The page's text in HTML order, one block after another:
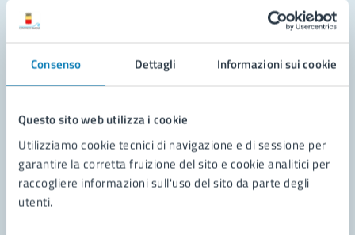
Consenso Dettagli Informazioni sui cookie
Questo sito web utilizza i cookie
Utilizziamo cookie tecnici di navigazione e di sessione per
garantire la corretta fruizione del sito e cookie analitici per
raccogliere informazioni sull'uso del sito da parte degli
utenti.
Leggi le domande frequenti
Richiedi assistenza
Prenota appuntamento
Problemi in città